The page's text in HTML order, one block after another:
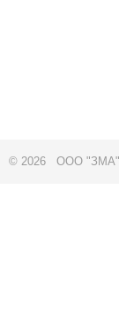
© 2026 ООО "ЗМА"